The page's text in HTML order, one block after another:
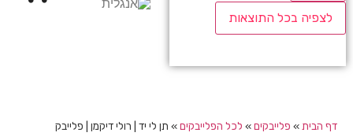
לצפיה בכל התוצאות
דף הבית » פלייבקים» לכל הפלייבקים» תן לי יד | רולי דיקמן | פלייבק